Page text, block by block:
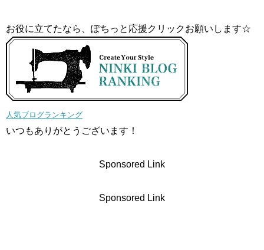
お役に立てたなら、ぽちっと応援クリックお願いします☆
人気ブログランキング
いつもありがとうございます！
Sponsored Link
Sponsored Link